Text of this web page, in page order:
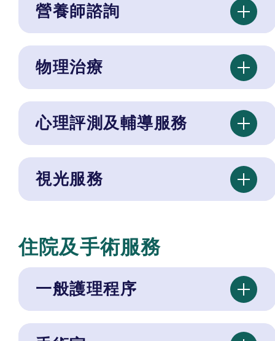
營養師諮詢
物理治療
心理評測及輔導服務
視光服務
住院及手術服務
一般護理程序